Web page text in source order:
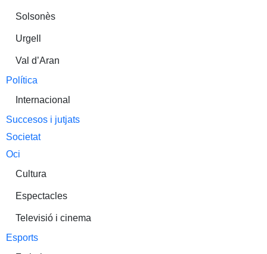
Solsonès
Urgell
Val d’Aran
Política
Internacional
Succesos i jutjats
Societat
Oci
Cultura
Espectacles
Televisió i cinema
Esports